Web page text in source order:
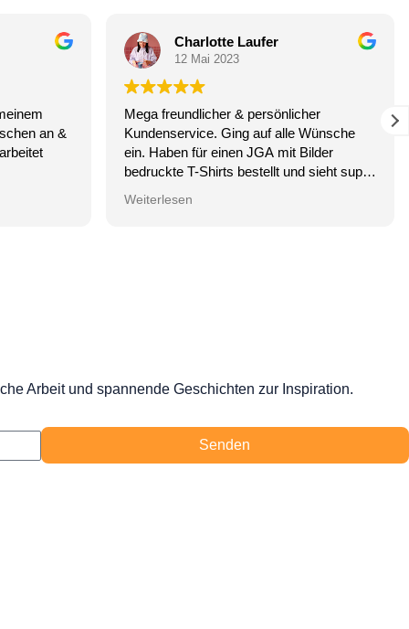
an &
Charlotte Laufer
12 Mai 2023
Mega freundlicher & persönlicher
Kundenservice. Ging auf alle Wünsche
ein. Haben für einen JGA mit Bilder
bedruckte T-Shirts bestellt und sieht super
Weiterlesen
Arbeit und spannende Geschichten zur Inspiration.
Senden